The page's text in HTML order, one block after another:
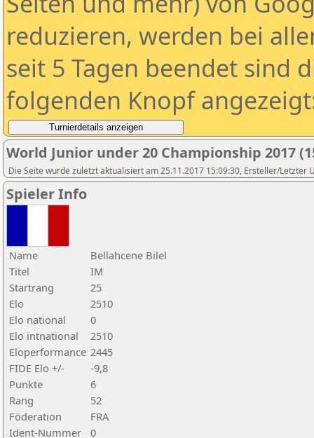
reduzieren, werden bei
seit 5 Tagen beendet sind
folgenden Knopf
World Junior under 20 Championship 2017
Die Seite wurde zuletzt aktualisiert am 25.11.2017 15:09:30, Ersteller/Letzter
Spieler Info
Name
Bellahcene Bilel
Titel
IM
Startrang
25
Elo
2510
Elo national
0
Elo intnational
2510
Eloperformance 2445
FIDE Elo +/-
-9,8
Punkte
6
Rang
52
Föderation
FRA
Ident-Nummer
0